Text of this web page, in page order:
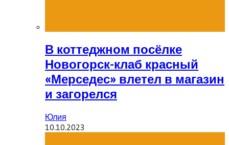
В коттеджном посёлке
Новогорск-клаб красный
«Мерседес» влетел в магазин
и загорелся
Юлия
10.10.2023